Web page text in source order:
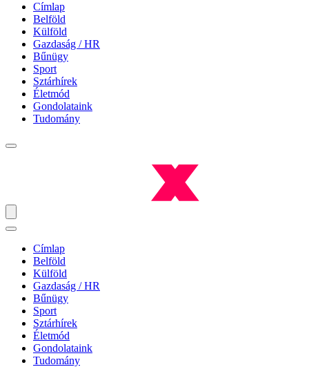
Címlap
Belföld
Külföld
Gazdaság / HR
Bűnügy
Sport
Sztárhírek
Életmód
Gondolataink
Tudomány
Címlap
Belföld
Külföld
Gazdaság / HR
Bűnügy
Sport
Sztárhírek
Életmód
Gondolataink
Tudomány